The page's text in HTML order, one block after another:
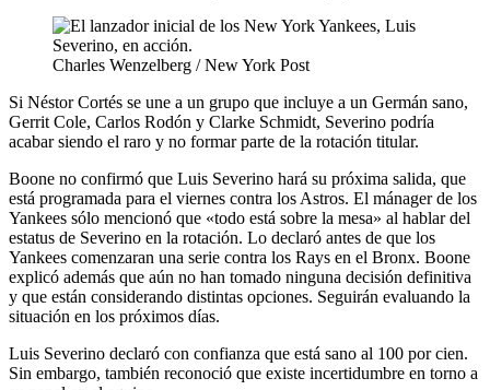
Charles Wenzelberg / New York Post
Si Néstor Cortés se une a un grupo que incluye a un Germán sano,
Gerrit Cole, Carlos Rodón y Clarke Schmidt, Severino podría
acabar siendo el raro y no formar parte de la rotación titular.
Boone no confirmó que Luis Severino hará su próxima salida, que
está programada para el viernes contra los Astros. El mánager de los
Yankees sólo mencionó que «todo está sobre la mesa» al hablar del
estatus de Severino en la rotación. Lo declaró antes de que los
Yankees comenzaran una serie contra los Rays en el Bronx. Boone
explicó además que aún no han tomado ninguna decisión definitiva
y que están considerando distintas opciones. Seguirán evaluando la
situación en los próximos días.
Luis Severino declaró con confianza que está sano al 100 por cien.
Sin embargo, también reconoció que existe incertidumbre en torno a